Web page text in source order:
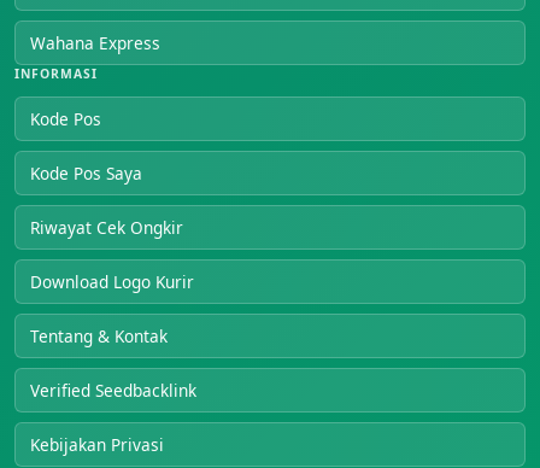
Wahana Express
INFORMASI
Kode Pos
Kode Pos Saya
Riwayat Cek Ongkir
Download Logo Kurir
Tentang & Kontak
Verified Seedbacklink
Kebijakan Privasi